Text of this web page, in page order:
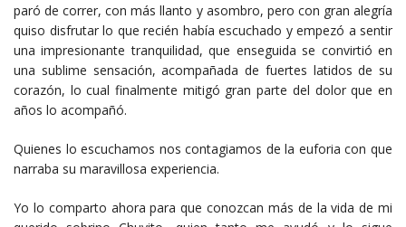
paró de correr, con más llanto y asombro, pero con gran alegría
quiso disfrutar lo que recién había escuchado y empezó a sentir
una impresionante tranquilidad, que enseguida se convirtió en
una sublime sensación, acompañada de fuertes latidos de su
corazón, lo cual finalmente mitigó gran parte del dolor que en
años lo acompañó.
Quienes lo escuchamos nos contagiamos de la euforia con que
narraba su maravillosa experiencia.
Yo lo comparto ahora para que conozcan más de la vida de mi